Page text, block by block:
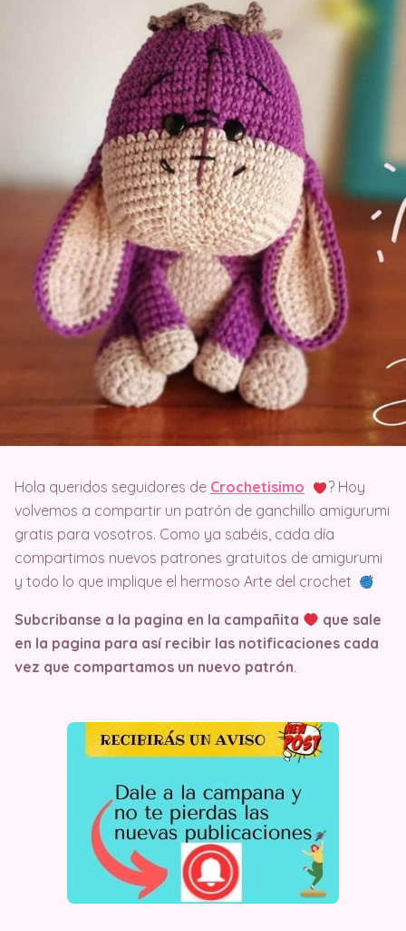
Hola queridos seguidores de Crochetisimo
? Hoy
volvemos a compartir un patrón de ganchillo amigurumi
gratis para vosotros. Como ya sabéis, cada día
compartimos nuevos patrones gratuitos de amigurumi
y todo lo que implique el hermoso Arte del crochet
Subcribanse a la pagina en la campañita
que sale
en la pagina para así recibir las notificaciones cada
vez que compartamos un nuevo patrón.